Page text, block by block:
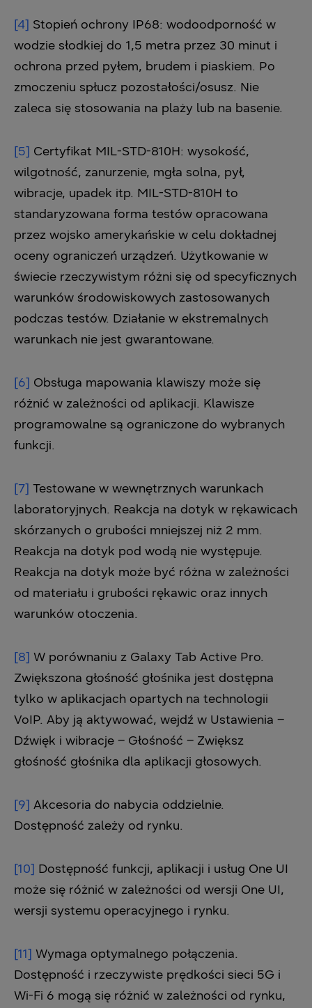
[4] Stopień ochrony IP68: wodoodporność w
wodzie słodkiej do 1,5 metra przez 30 minut i
ochrona przed pyłem, brudem i piaskiem. Po
zmoczeniu spłucz pozostałości/osusz. Nie
zaleca się stosowania na plaży lub na basenie.
[5] Certyfikat MIL-STD-810H: wysokość,
wilgotność, zanurzenie, mgła solna, pył,
wibracje, upadek itp. MIL-STD-810H to
standaryzowana forma testów opracowana
przez wojsko amerykańskie w celu dokładnej
oceny ograniczeń urządzeń. Użytkowanie w
świecie rzeczywistym różni się od specyficznych
warunków środowiskowych zastosowanych
podczas testów. Działanie w ekstremalnych
warunkach nie jest gwarantowane.
[6] Obsługa mapowania klawiszy może się
różnić w zależności od aplikacji. Klawisze
programowalne są ograniczone do wybranych
funkcji.
[7] Testowane w wewnętrznych warunkach
laboratoryjnych. Reakcja na dotyk w rękawicach
skórzanych o grubości mniejszej niż 2 mm.
Reakcja na dotyk pod wodą nie występuje.
Reakcja na dotyk może być różna w zależności
od materiału i grubości rękawic oraz innych
warunków otoczenia.
[8] W porównaniu z Galaxy Tab Active Pro.
Zwiększona głośność głośnika jest dostępna
tylko w aplikacjach opartych na technologii
VoIP. Aby ją aktywować, wejdź w Ustawienia –
Dźwięk i wibracje – Głośność – Zwiększ
głośność głośnika dla aplikacji głosowych.
[9] Akcesoria do nabycia oddzielnie.
Dostępność zależy od rynku.
[10] Dostępność funkcji, aplikacji i usług One UI
może się różnić w zależności od wersji One UI,
wersji systemu operacyjnego i rynku.
[11] Wymaga optymalnego połączenia.
Dostępność i rzeczywiste prędkości sieci 5G i
Wi-Fi 6 mogą się różnić w zależności od rynku,